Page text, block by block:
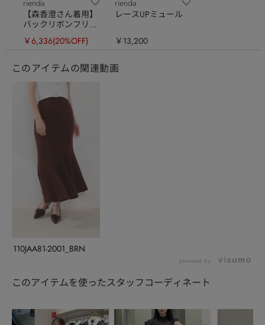
rienda
【森香澄さん着用】
バックリボンフリル
￥6,336(20%OFF)
rienda
レースUPミュール
￥13,200
このアイテムの関連動画
110JAA81-2001_BRN
powered by
このアイテムを使ったスタッフコーディネート